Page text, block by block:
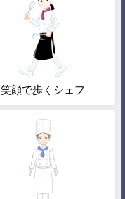
笑顔で歩くシェフ